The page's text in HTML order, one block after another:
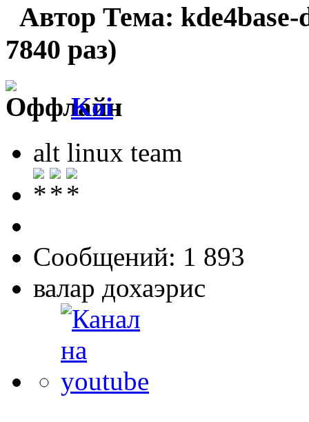
Автор Тема:
7840 раз)
Koi
alt linux team
Сообщений: 1 893
валар дохаэрис